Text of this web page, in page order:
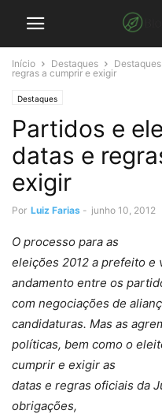
Início Destaques Destaques
regras a cumprir e exigir
Destaques
Partidos e
datas e
exigir
Por Luiz Farias - junho 10, 2012
O processo para as
eleições 2012 a prefeito e
andamento entre os
com negociações de
candidaturas. Mas as
políticas, bem como o
cumprir e exigir as
datas e regras oficiais da
obrigações,